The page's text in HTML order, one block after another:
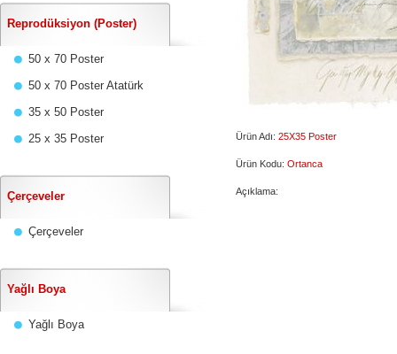
Reprodüksiyon (Poster)
50 x 70 Poster
50 x 70 Poster Atatürk
35 x 50 Poster
25 x 35 Poster
Çerçeveler
Çerçeveler
Yağlı Boya
Yağlı Boya
Ürün Adı: 25X35 Poster
Ürün Kodu: Ortanca
Açıklama: